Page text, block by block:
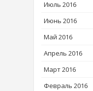
Июль 2016
Июнь 2016
Май 2016
Апрель 2016
Март 2016
Февраль 2016